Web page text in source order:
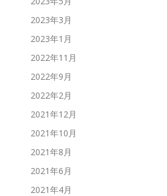
2023年3月
2023年1月
2022年11月
2022年9月
2022年2月
2021年12月
2021年10月
2021年8月
2021年6月
2021年4月